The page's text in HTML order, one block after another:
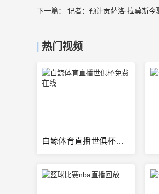
下一篇： 记者：预计贡萨洛·拉莫斯
热门视频
白鲸体育直播世俱杯免费在线